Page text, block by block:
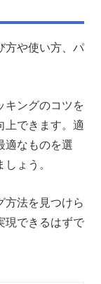
方や使い方、パ
キングのコツを
上できます。適
適なものを選
ょう。
方法を見つけら
現できるはずで